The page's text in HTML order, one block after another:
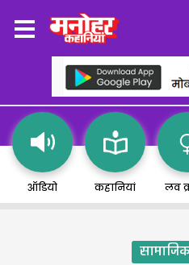
ऑडियो कहानियां लव